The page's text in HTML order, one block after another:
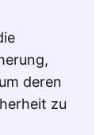
deren
zu